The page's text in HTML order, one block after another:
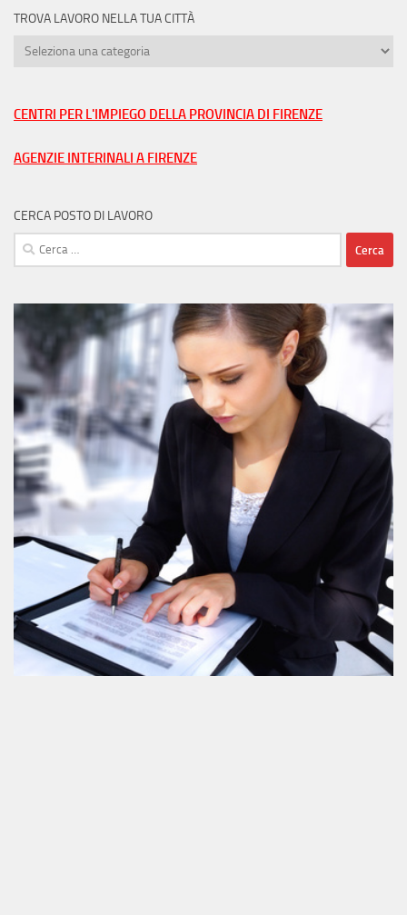
TROVA LAVORO NELLA TUA CITTÀ
Trova
tua
CENTRI PER L'IMPIEGO DELLA PROVINCIA DI FIRENZE
AGENZIE INTERINALI A FIRENZE
CERCA POSTO DI LAVORO
Ricerca
per: